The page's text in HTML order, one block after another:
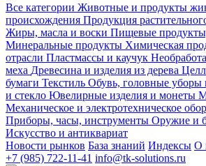
Все категории Животные и продукты
происхождения Продукция
Жиры, масла и воски Пищевые
Минеральные продукты Химическая
отрасли Пластмассы и каучук
меха Древесина и изделия из дерева
бумаги Текстиль Обувь, головные уборы
и стекло Ювелирные изделия и монеты
Механическое и электротехническое
Приборы, часы, инструменты Оружие и
Искусство и антиквариат
Новости рынков База знаний Индексы О
+7 (985) 722-11-41 info@tk-solutions.ru